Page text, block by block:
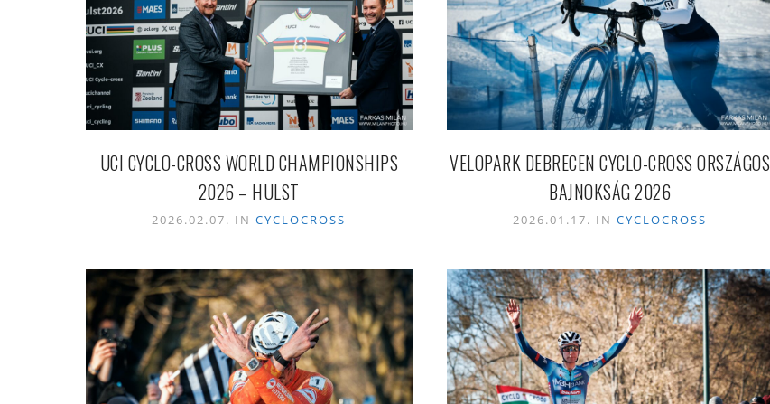
UCI CYCLO-CROSS WORLD CHAMPIONSHIPS
2026 – HULST
2026.02.07. INCYCLOCROSS
VELOPARK DEBRECEN CYCLO-CROSS ORSZÁGOS
BAJNOKSÁG 2026
2026.01.17. INCYCLOCROSS